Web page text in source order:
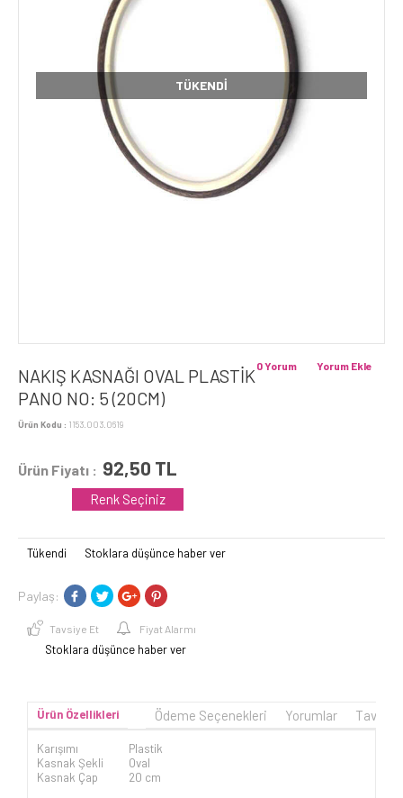
TÜKENDI
NAKIŞ KASNAĞI OVAL PLASTİK
PANO NO: 5 (20CM)
Ürün Kodu : 1153.003.0619
Yorum Ekle
0 Yorum
Ürün Fiyatı : 92,50 TL
Renk Seçiniz
Tükendi Stoklara düşünce haber ver
Paylaş:
Tavsiye Et Fiyat Alarmı
Stoklara düşünce haber ver
Ürün Özellikleri Ödeme Seçenekleri Yorumlar
Karışımı
Plastik
Kasnak Şekli
Oval
Kasnak Çap
20 cm